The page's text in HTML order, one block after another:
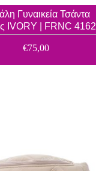
Γυναικεία Τσάντα
IVORY | FRNC 4162
€75,00